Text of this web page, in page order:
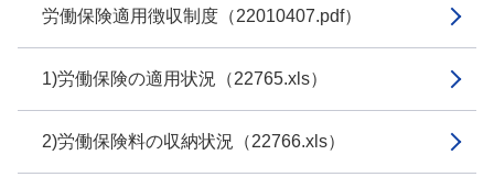
労働保険適用徴収制度（22010407.pdf）
1)労働保険の適用状況（22765.xls）
2)労働保険料の収納状況（22766.xls）